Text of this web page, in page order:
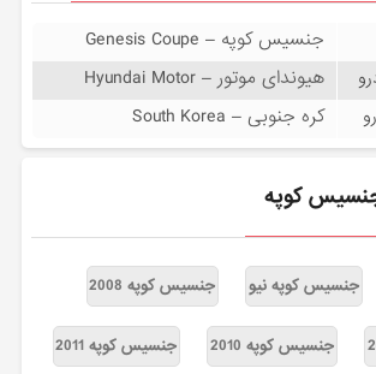
جنسیس کوپه – Genesis Coupe
هیوندای موتور – Hyundai Motor
کره جنوبی – South Korea
کوپه
جنسیس کوپه نیو جنسیس کوپه 2008
جنسیس کوپه 2010 جنسیس کوپه 2011